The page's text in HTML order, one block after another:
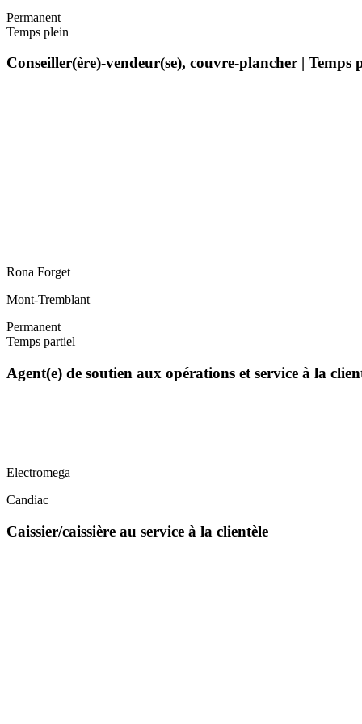
Permanent
Temps plein
Conseiller(ère)-vendeur(se), couvre-plancher |
Rona Forget
Mont-Tremblant
Permanent
Temps partiel
Agent(e) de soutien aux opérations et service à la
Electromega
Candiac
Caissier/caissière au service à la clientèle